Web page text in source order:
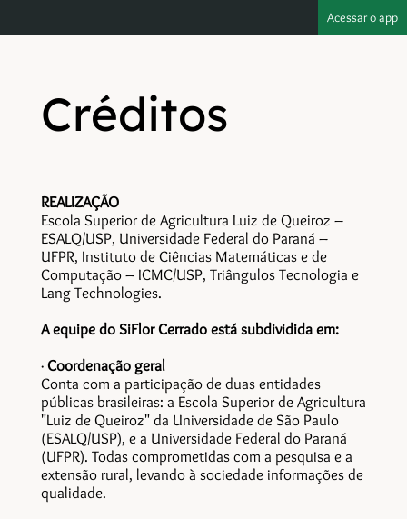
Acessar o app
Créditos
REALIZAÇÃO
Escola Superior de Agricultura Luiz de Queiroz –
ESALQ/USP, Universidade Federal do Paraná –
UFPR, Instituto de Ciências Matemáticas e de
Computação – ICMC/USP, Triângulos Tecnologia e
Lang Technologies.
A equipe do SiFlor Cerrado está subdividida em:
· Coordenação geral
Conta com a participação de duas entidades
públicas brasileiras: a Escola Superior de Agricultura
"Luiz de Queiroz" da Universidade de São Paulo
(ESALQ/USP), e a Universidade Federal do Paraná
(UFPR). Todas comprometidas com a pesquisa e a
extensão rural, levando à sociedade informações de
qualidade.